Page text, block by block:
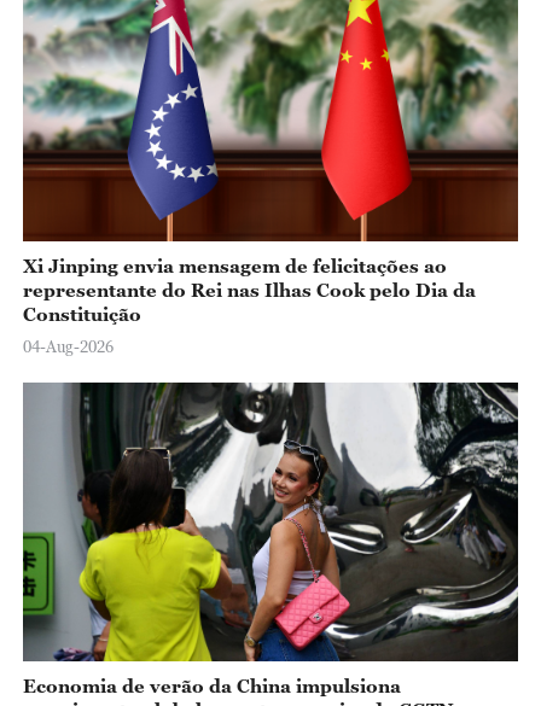
e
o
Xi Jinping envia mensagem de felicitações ao
representante do Rei nas Ilhas Cook pelo Dia da
Constituição
04-Aug-2026
Economia de verão da China impulsiona